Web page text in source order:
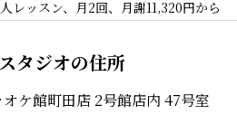
レッスン、月2回、月謝11,320円から
タジオの住所
ケ館町田店 2号館店内 47号室